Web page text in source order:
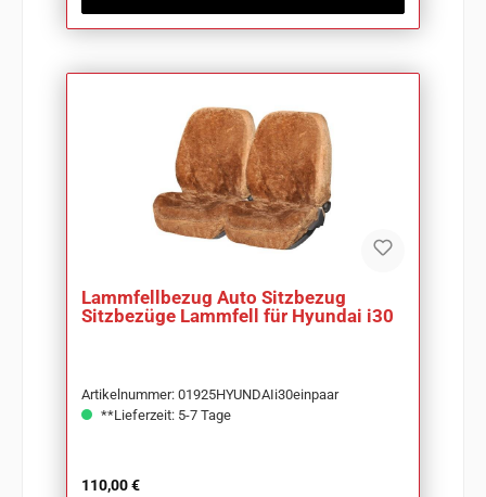
Lammfellbezug Auto Sitzbezug
Sitzbezüge Lammfell für Hyundai i30
Artikelnummer: 01925HYUNDAIi30einpaar
**Lieferzeit: 5-7 Tage
Regulärer Preis:
110,00 €